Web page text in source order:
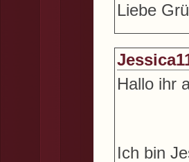
Liebe
Hallo ihr
Ich bin